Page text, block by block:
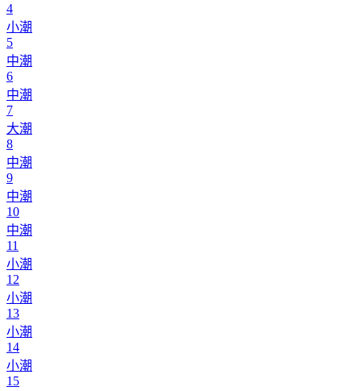
4
小潮
5
中潮
6
中潮
7
大潮
8
中潮
9
中潮
10
中潮
11
小潮
12
小潮
13
小潮
14
小潮
15